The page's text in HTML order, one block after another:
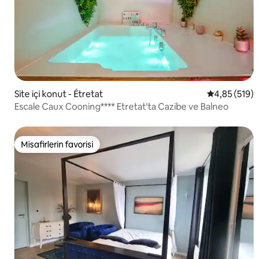
Site içi konut - Étretat 5 üzerinden
4,85 (519)
Escale Caux Cooning**** Etretat'ta Cazibe ve Balneo
Misafirlerin favorisi
Misafirlerin favorisi